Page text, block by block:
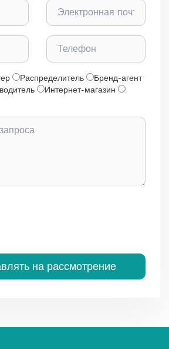
Распределитель
Бренд-агент
Интернет-магазин
на рассмотрение